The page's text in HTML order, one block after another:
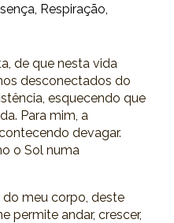
Respiração
de que nesta vida
desconectados do
esquecendo que
Para mim, a
devagar.
o Sol numa
meu corpo, deste
permite andar, crescer,